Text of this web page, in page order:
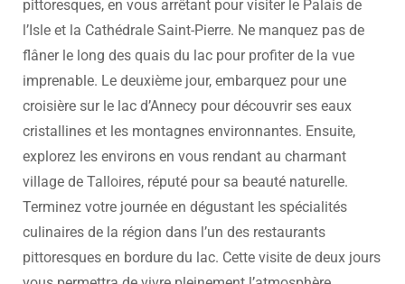
pittoresques, en vous arrêtant pour visiter le Palais de
l’Isle et la Cathédrale Saint-Pierre. Ne manquez pas de
flâner le long des quais du lac pour profiter de la vue
imprenable. Le deuxième jour, embarquez pour une
croisière sur le lac d’Annecy pour découvrir ses eaux
cristallines et les montagnes environnantes. Ensuite,
explorez les environs en vous rendant au charmant
village de Talloires, réputé pour sa beauté naturelle.
Terminez votre journée en dégustant les spécialités
culinaires de la région dans l’un des restaurants
pittoresques en bordure du lac. Cette visite de deux jours